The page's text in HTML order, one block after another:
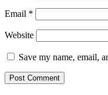
Email *
Website
Save my name, email,